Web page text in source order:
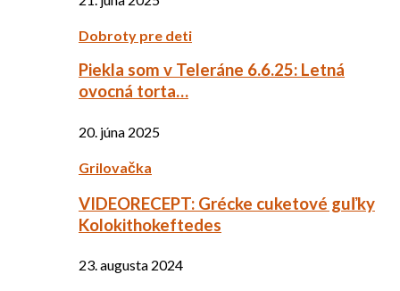
Dobroty pre deti
Piekla som v Teleráne 6.6.25: Letná
ovocná torta…
20. júna 2025
Grilovačka
VIDEORECEPT: Grécke cuketové guľky
Kolokithokeftedes
23. augusta 2024